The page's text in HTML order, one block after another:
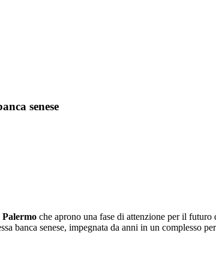
senese
Palermo che aprono una fase di attenzione per il
banca senese, impegnata da anni in un